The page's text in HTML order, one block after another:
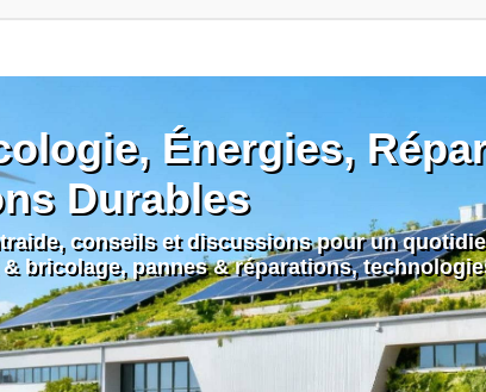
Énergies,
Durables
conseils et discussions pour un
bricolage, pannes & réparations,